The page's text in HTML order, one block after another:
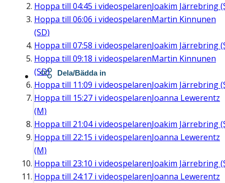
Hoppa till 04:45 i videospelarenJoakim Järrebring
Hoppa till 06:06 i videospelarenMartin Kinnunen
(SD)
Hoppa till 07:58 i videospelarenJoakim Järrebring
Hoppa till 09:18 i videospelarenMartin Kinnunen
(SD)
Hoppa till 11:09 i videospelarenJoakim Järrebring
Hoppa till 15:27 i videospelarenJoanna Lewerentz
(M)
Hoppa till 21:04i videospelarenJoakim Järrebring
Hoppa till 22:15 i videospelarenJoanna Lewerentz
(M)
Hoppa till 23:10 i videospelarenJoakim Järrebring
Hoppa till 24:17 i videospelarenJoanna Lewerentz
Dela/Bädda in